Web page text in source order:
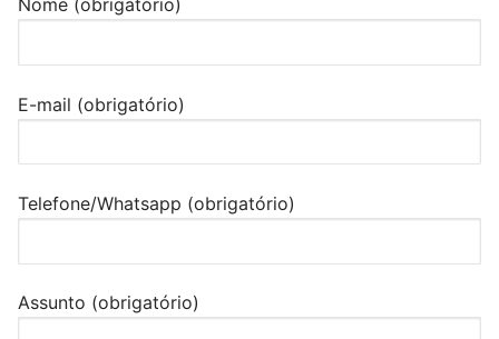
Nome (obrigatório)
E-mail (obrigatório)
Telefone/Whatsapp (obrigatório)
Assunto (obrigatório)